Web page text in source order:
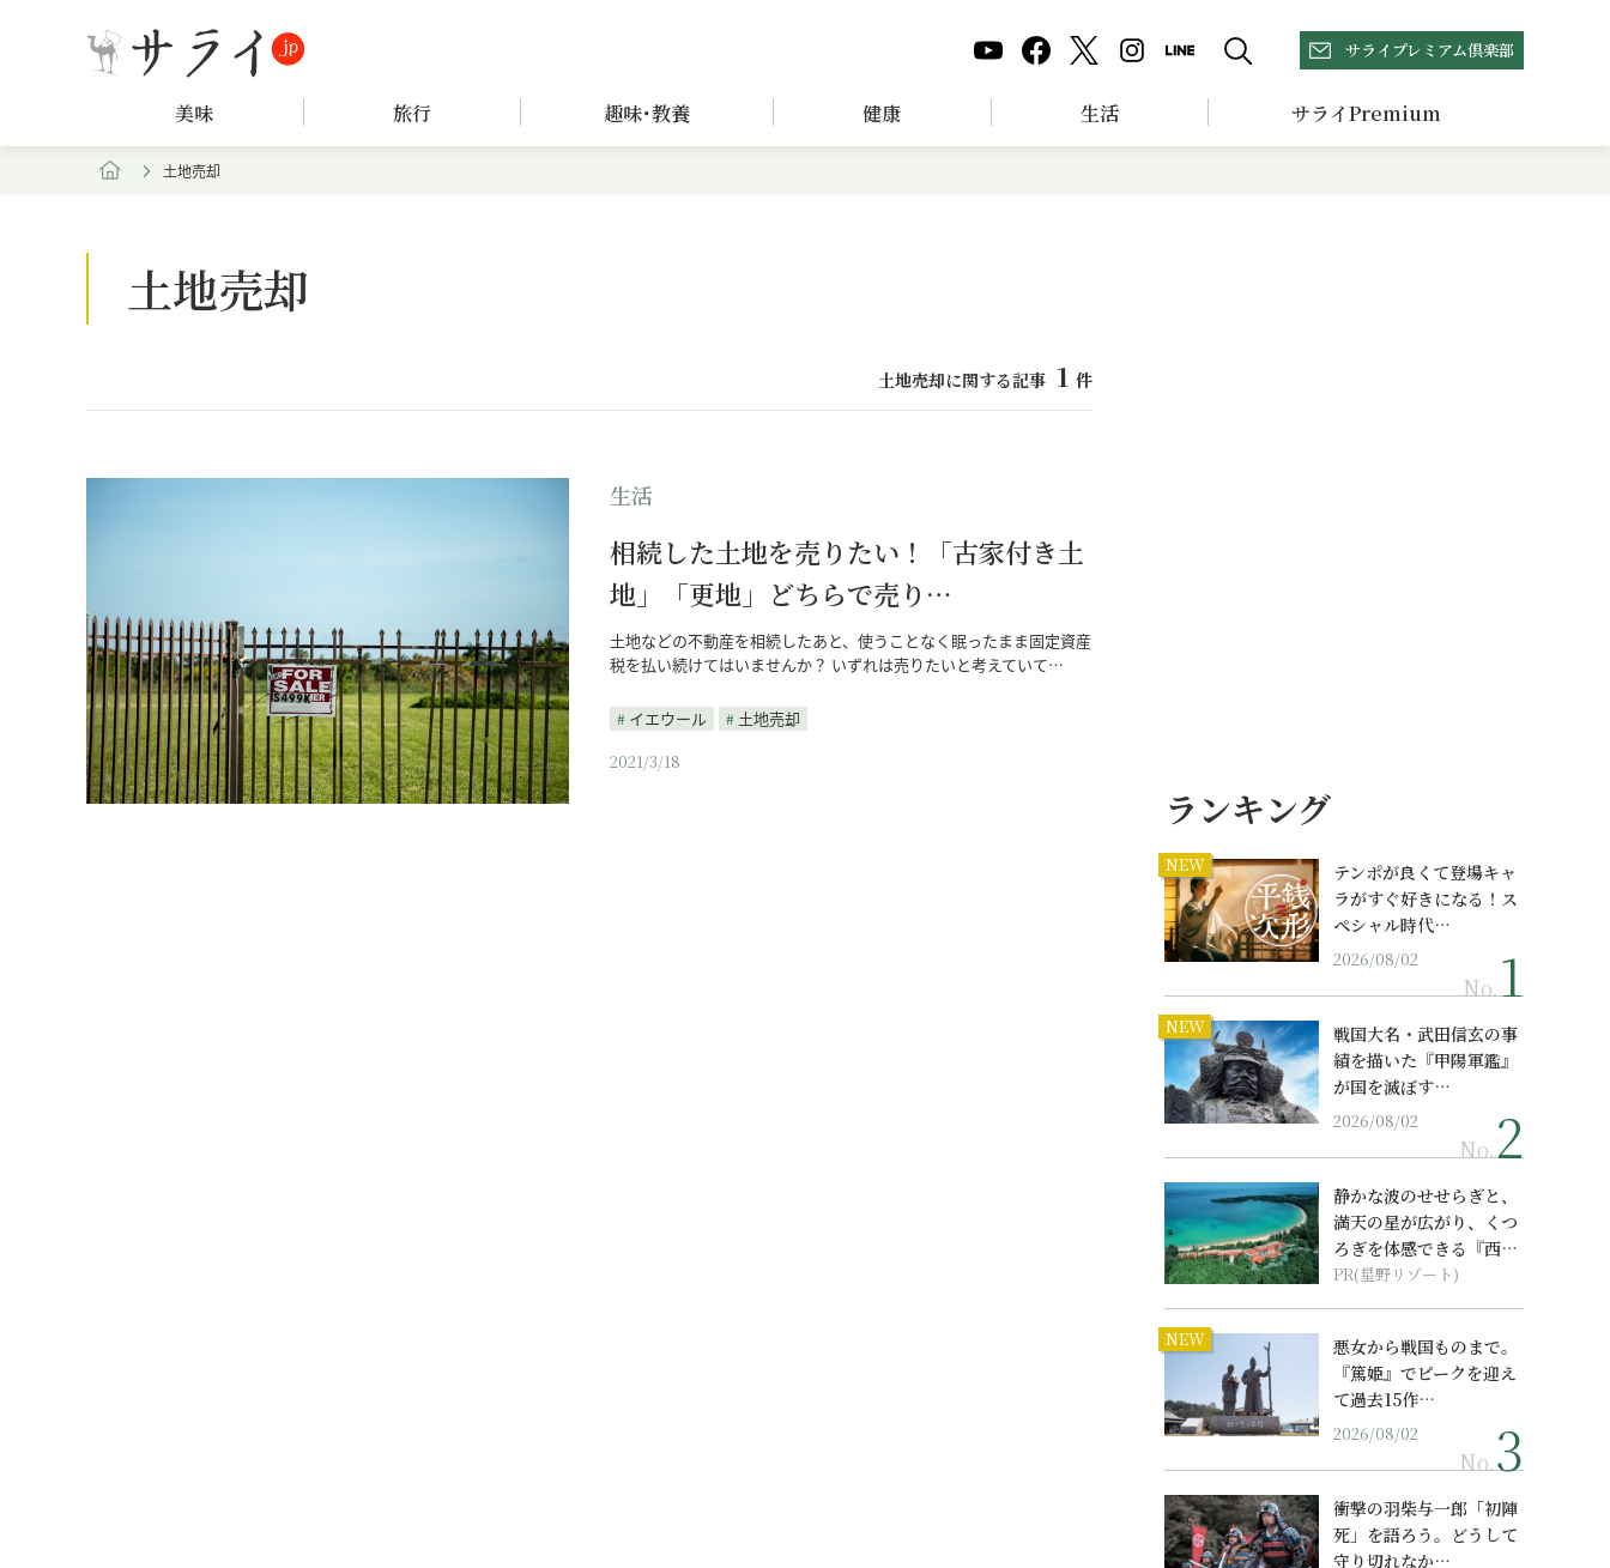
サライプレミアム倶楽部
美味 旅行 趣味･教養 健康 生活 サライPremium
土地売却
土地売却
土地売却に関する記事 1 件
生活
相続した土地を売りたい！「古家付き土
地」「更地」どちらで売り…
土地などの不動産を相続したあと、使うことなく眠ったまま固定資産
税を払い続けてはいませんか？ いずれは売りたいと考えていて…
イエウール
土地売却
2021/3/18
ランキング
NEW
テンポが良くて登場キャ
ラがすぐ好きになる！ス
ペシャル時代…
2026/08/02
No.
NEW
戦国大名・武田信玄の事
績を描いた『甲陽軍鑑』
が国を滅ぼす…
2026/08/02
No.
静かな波のせせらぎと、
満天の星が広がり、くつ
ろぎを体感できる『西表
島ホテル by...
PR(星野リゾート)
NEW
悪女から戦国ものまで。
『篤姫』でピークを迎え
て過去15作…
2026/08/02
No.
衝撃の羽柴与一郎「初陣
死」を語ろう。どうして
守り切れなか…